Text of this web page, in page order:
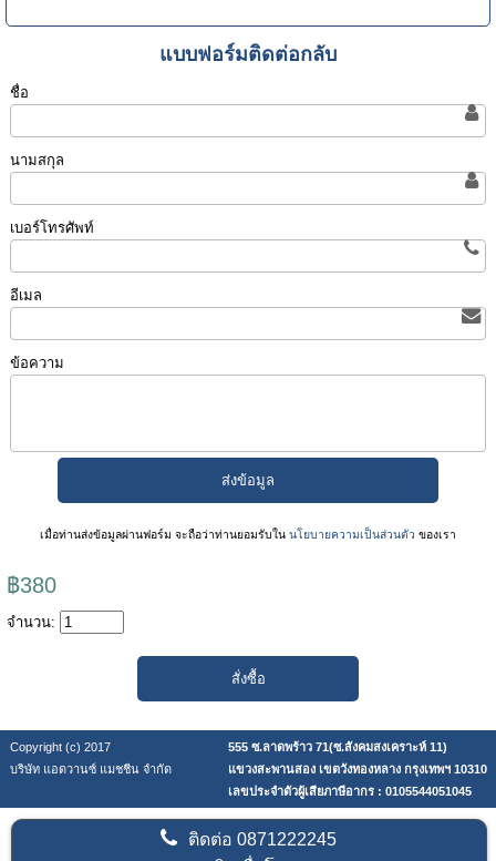
แบบฟอร์มติดต่อกลับ
ชื่อ
นามสกุล
เบอร์โทรศัพท์
อีเมล
ข้อความ
เมื่อท่านส่งข้อมูลผ่านฟอร์ม จะถือว่าท่านยอมรับในนโยบายความเป็นส่วนตัว ของเรา
฿380
จำนวน:
Copyright (c) 2017
555 ซ.ลาดพร้าว 71(ซ.สังคมสงเคราะห์ 11)
บริษัท แอดวานซ์ แมชชีน จำกัด
แขวงสะพานสอง เขตวังทองหลาง กรุงเทพฯ 10310
เลขประจำตัวผู้เสียภาษีอากร : 0105544051045
ติดต่อ0871222245